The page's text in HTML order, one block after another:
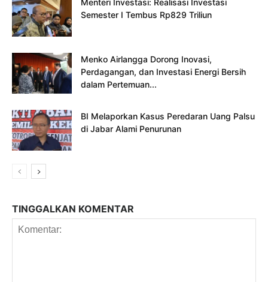
Semester I Tembus Rp829 Triliun
Menko Airlangga Dorong Inovasi,
Perdagangan, dan Investasi Energi Bersih
dalam Pertemuan...
BI Melaporkan Kasus Peredaran Uang Palsu
di Jabar Alami Penurunan
TINGGALKAN KOMENTAR